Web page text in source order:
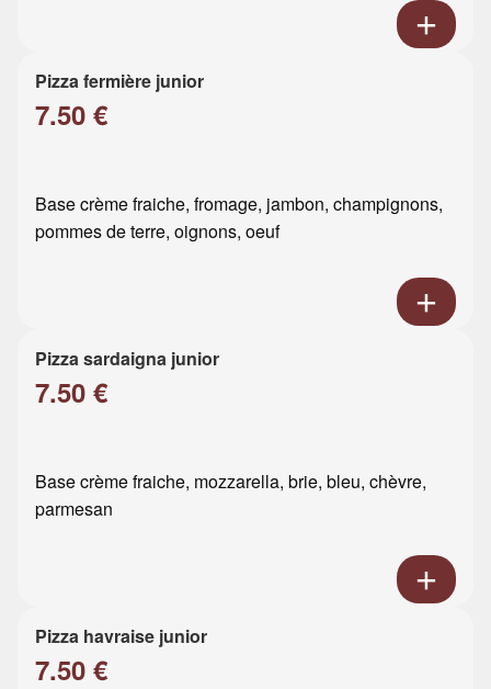
Pizza fermière junior
7.50 €
Base crème fraiche, fromage, jambon, champignons,
pommes de terre, oignons, oeuf
Pizza sardaigna junior
7.50 €
Base crème fraiche, mozzarella, brie, bleu, chèvre,
parmesan
Pizza havraise junior
7.50 €